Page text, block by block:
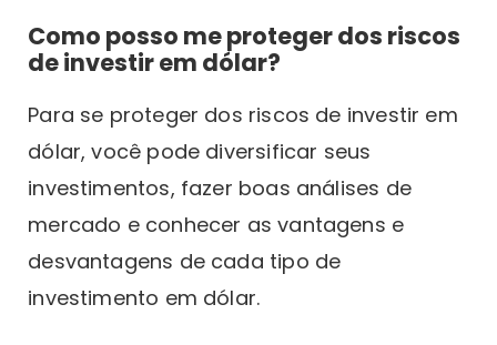
Como posso me proteger dos riscos
de investir em dólar?
Para se proteger dos riscos de investir em
dólar, você pode diversificar seus
investimentos, fazer boas análises de
mercado e conhecer as vantagens e
desvantagens de cada tipo de
investimento em dólar.